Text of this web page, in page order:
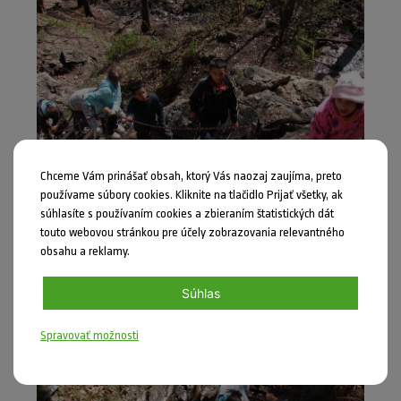
Chceme Vám prinášať obsah, ktorý Vás naozaj zaujíma, preto
používame súbory cookies. Kliknite na tlačidlo Prijať všetky, ak
súhlasíte s používaním cookies a zbieraním štatistických dát
touto webovou stránkou pre účely zobrazovania relevantného
obsahu a reklamy.
Súhlas
Spravovať možnosti